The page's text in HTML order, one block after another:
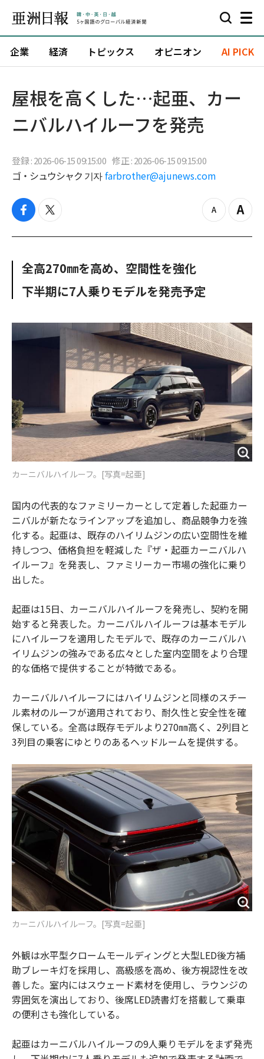
企業 経済 トピックス オピニオン AI PICK
屋根を高くした…起亜、カー
ニバルハイルーフを発売
登録 : 2026-06-15 09:15:00 修正 : 2026-06-15 09:15:00
ゴ・シュウシャク 기자 farbrother@ajunews.com
f
c
b
o
t
i
e
z
o
Z
o
全高270㎜を高め、空間性を強化
下半期に7人乗りモデルを発売予定
カーニバルハイルーフ。[写真=起亜]
国内の代表的なファミリーカーとして定着した起亜カー
ニバルが新たなラインアップを追加し、商品競争力を強
化する。起亜は、既存のハイリムジンの広い空間性を維
持しつつ、価格負担を軽減した『ザ・起亜カーニバルハ
イルーフ』を発表し、ファミリーカー市場の強化に乗り
出した。
起亜は15日、カーニバルハイルーフを発売し、契約を開
始すると発表した。カーニバルハイルーフは基本モデル
にハイルーフを適用したモデルで、既存のカーニバルハ
イリムジンの強みである広々とした室内空間をより合理
的な価格で提供することが特徴である。
カーニバルハイルーフにはハイリムジンと同様のスチー
ル素材のルーフが適用されており、耐久性と安全性を確
保している。全高は既存モデルより270㎜高く、2列目と
3列目の乗客にゆとりのあるヘッドルームを提供する。
カーニバルハイルーフ。[写真=起亜]
外観は水平型クロームモールディングと大型LED後方補
助ブレーキ灯を採用し、高級感を高め、後方視認性を改
善した。室内にはスウェード素材を使用し、ラウンジの
雰囲気を演出しており、後席LED読書灯を搭載して乗車
の便利さも強化している。
起亜はカーニバルハイルーフの9人乗りモデルをまず発売